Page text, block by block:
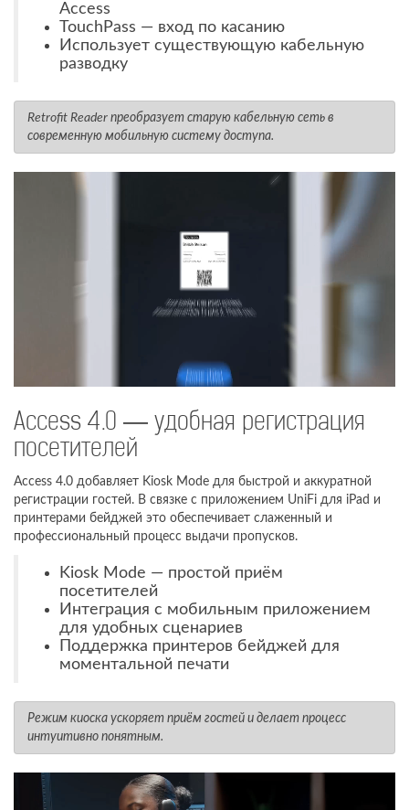
Access
TouchPass — вход по касанию
Использует существующую кабельную
разводку
Retrofit Reader преобразует старую кабельную сеть в
современную мобильную систему доступа.
Access 4.0 — удобная регистрация
посетителей
Access 4.0 добавляет Kiosk Mode для быстрой и аккуратной
регистрации гостей. В связке с приложением UniFi для iPad и
принтерами бейджей это обеспечивает слаженный и
профессиональный процесс выдачи пропусков.
Kiosk Mode — простой приём
посетителей
Интеграция с мобильным приложением
для удобных сценариев
Поддержка принтеров бейджей для
моментальной печати
Режим киоска ускоряет приём гостей и делает процесс
интуитивно понятным.